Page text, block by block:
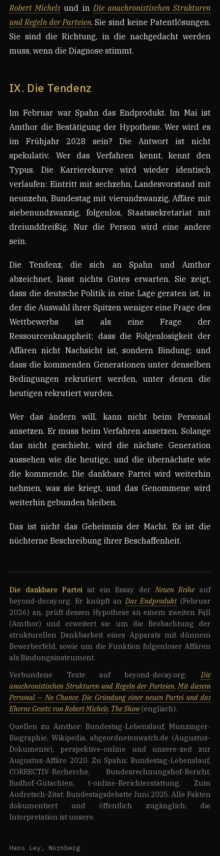
Robert Michels und in Die anachronistischen Strukturen
und Regeln der Parteien. Sie sind keine Patentlösungen.
Sie sind die Richtung, in die nachgedacht werden
muss, wenn die Diagnose stimmt.
IX. Die Tendenz
Im Februar war Spahn das Endprodukt. Im Mai ist
Amthor die Bestätigung der Hypothese. Wer wird es
im Frühjahr 2028 sein? Die Antwort ist nicht
spekulativ. Wer das Verfahren kennt, kennt den
Typus. Die Karrierekurve wird wieder identisch
verlaufen: Eintritt mit sechzehn, Landesvorstand mit
neunzehn, Bundestag mit vierundzwanzig, Affäre mit
siebenundzwanzig, folgenlos, Staatssekretariat mit
dreiunddreißig. Nur die Person wird eine andere
sein.
Die Tendenz, die sich an Spahn und Amthor
abzeichnet, lässt nichts Gutes erwarten. Sie zeigt,
dass die deutsche Politik in eine Lage geraten ist, in
der die Auswahl ihrer Spitzen weniger eine Frage des
Wettbewerbs ist als eine Frage der
Ressourcenknappheit; dass die Folgenlosigkeit der
Affären nicht Nachsicht ist, sondern Bindung; und
dass die kommenden Generationen unter denselben
Bedingungen rekrutiert werden, unter denen die
heutigen rekrutiert wurden.
Wer das ändern will, kann nicht beim Personal
ansetzen. Er muss beim Verfahren ansetzen. Solange
das nicht geschieht, wird die nächste Generation
aussehen wie die heutige, und die übernächste wie
die kommende. Die dankbare Partei wird weiterhin
nehmen, was sie kriegt, und das Genommene wird
weiterhin gebunden bleiben.
Das ist nicht das Geheimnis der Macht. Es ist die
nüchterne Beschreibung ihrer Beschaffenheit.
Die dankbare Partei ist ein Essay der Neuen Reihe auf
beyond-decay.org. Er knüpft an Das Endprodukt(Februar
2026) an, prüft dessen Hypothese an einem zweiten Fall
(Amthor) und erweitert sie um die Beobachtung der
strukturellen Dankbarkeit eines Apparats mit dünnem
Bewerberfeld, sowie um die Funktion folgenloser Affären
als Bindungsinstrument.
Verbundene Texte auf beyond-decay.org:Die
anachronistischen Strukturen und Regeln der Parteien,Mit diesem
Personal — No Chance,Die Gründung einer neuen Partei und das
Eherne Gesetz von Robert Michels, The Show(englisch).
Quellen zu Amthor: Bundestag-Lebenslauf, Munzinger-
Biographie, Wikipedia, abgeordnetenwatch.de (Augustus-
Dokumente), perspektive-online und unsere-zeit zur
Augustus-Affäre 2020. Zu Spahn: Bundestag-Lebenslauf,
CORRECTIV-Recherche, Bundesrechnungshof-Bericht,
Sudhof-Gutachten, t-online-Berichterstattung. Zum
Audretsch-Zitat: Bundestagsdebatte Juni 2025. Alle Fakten
dokumentiert und öffentlich zugänglich; die
Interpretation ist unsere.
Hans Ley, Nürnberg